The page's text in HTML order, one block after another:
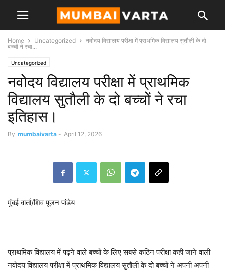
Home Uncategorized
नवोदय विद्यालय परीक्षा में प्राथमिक विद्यालय सुतौली के दो
बच्चों ने रचा...
Uncategorized
नवोदय विद्यालय परीक्षा में प्राथमिक
विद्यालय सुतौली के दो बच्चों ने रचा
इतिहास।
By mumbaivarta - April 12, 2026
मुंबई वार्ता/शिव पूजन पांडेय
प्राथमिक विद्यालय में पढ़ने वाले बच्चों के लिए सबसे कठिन परीक्षा कही जाने वाली
नवोदय विद्यालय परीक्षा में प्राथमिक विद्यालय सुतौली के दो बच्चों ने अपनी अपनी